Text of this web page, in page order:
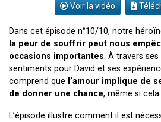
Voir la vidéo
Dans cet épisode n°10/10, notre
la peur de souffrir peut nous
occasions importantes. À travers
sentiments pour David et ses
comprend que l’amour implique de
de donner une chance, même si
L’épisode illustre comment il est